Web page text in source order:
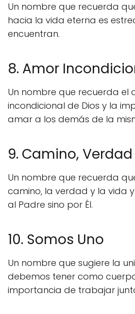
Un nombre que recuerda
hacia la vida eterna es
encuentran.
8. Amor
Un nombre que recuerda el
incondicional de Dios y la
amar a los demás de la
9. Camino,
Un nombre que recuerda
camino, la verdad y la vida
al Padre sino por Él.
10. Somos Uno
Un nombre que sugiere la
debemos tener como
importancia de trabajar